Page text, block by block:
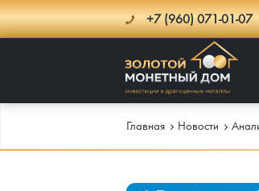
+7 (960) 071-01-07
Каталог
Главная Новости